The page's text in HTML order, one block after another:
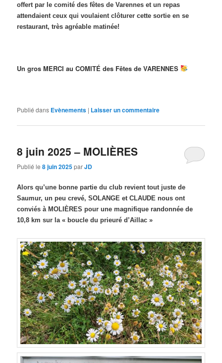
offert par le comité des fêtes de Varennes et un repas
attendaient ceux qui voulaient clôturer cette sortie en se
restaurant, très agréable matinée!
Un gros MERCI au COMITÉ des Fêtes de VARENNES
Publié dans Evènements | Laisser un commentaire
8 juin 2025 – MOLIÈRES
Publié le8 juin 2025parJD
Alors qu’une bonne partie du club revient tout juste de
Saumur, un peu crevé, SOLANGE et CLAUDE nous ont
conviés à MOLIÈRES pour une magnifique randonnée de
10,8 km sur la « boucle du prieuré d’Aillac »